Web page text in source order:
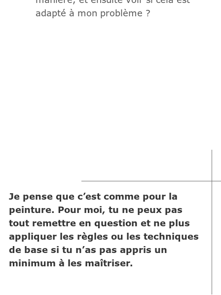
adapté à mon problème ?
Je pense que c’est comme pour la
peinture. Pour moi, tu ne peux pas
tout remettre en question et ne plus
appliquer les règles ou les techniques
de base si tu n’as pas appris un
minimum à les maîtriser.